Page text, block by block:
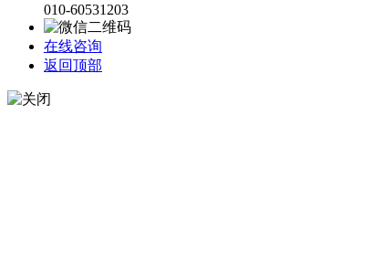
010-60531203
在线咨询
返回顶部